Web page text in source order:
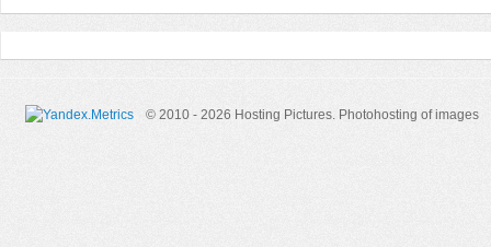
© 2010 - 2026 Hosting Pictures. Photohosting of images